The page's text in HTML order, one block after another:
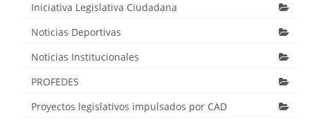
Iniciativa Legislativa Ciudadana
Noticias Deportivas
Noticias Institucionales
PROFEDES
Proyectos legislativos impulsados por CAD